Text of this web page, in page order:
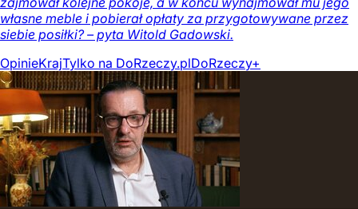
własne meble i pobierał opłaty za przygotowywane przez
siebie posiłki? – pyta Witold Gadowski.
OpinieKrajTylko na DoRzeczy.plDoRzeczy+